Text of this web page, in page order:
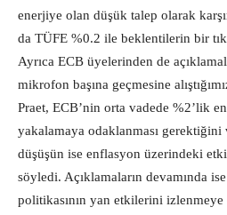
enerjiye olan düşük talep olarak
da TÜFE %0.2 ile beklentilerin bir
Ayrıca ECB üyelerinden de
mikrofon başına geçmesine
Praet, ECB’nin orta vadede %2’lik
yakalamaya odaklanması
düşüşün ise enflasyon üzerindeki
söyledi. Açıklamaların devamında
politikasının yan etkilerini